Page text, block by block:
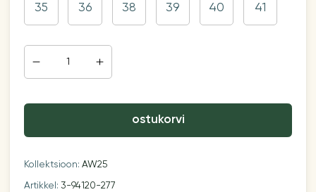
35 36 38 39 40 41
ostukorvi
Kollektsioon:AW25
Artikkel:3-94120-277